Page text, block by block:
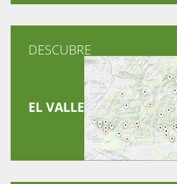
DESCUBRE
EL VALLE